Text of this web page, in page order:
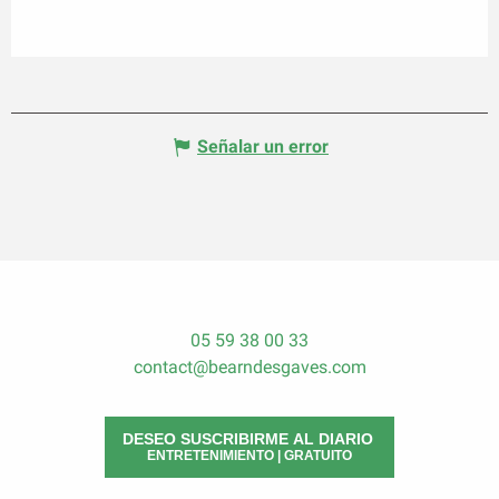
Señalar un error
05 59 38 00 33
contact@bearndesgaves.com
DESEO SUSCRIBIRME AL DIARIO
ENTRETENIMIENTO | GRATUITO